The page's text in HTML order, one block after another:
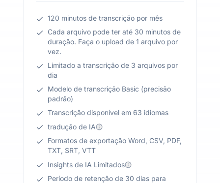
120 minutos de transcrição por mês
Cada arquivo pode ter até 30 minutos de
duração. Faça o upload de 1 arquivo por
vez.
Limitado a transcrição de 3 arquivos por
dia
Modelo de transcrição Basic (precisão
padrão)
Transcrição disponível em 63 idiomas
tradução de IA
Formatos de exportação Word, CSV, PDF,
TXT, SRT, VTT
Insights de IA Limitados
Período de retenção de 30 dias para